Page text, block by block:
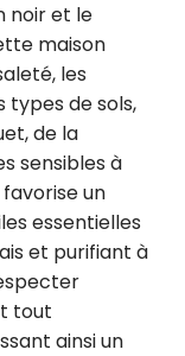
noir et le
maison
les
de sols,
de la
sensibles à
favorise un
essentielles
et purifiant à
tout
ainsi un